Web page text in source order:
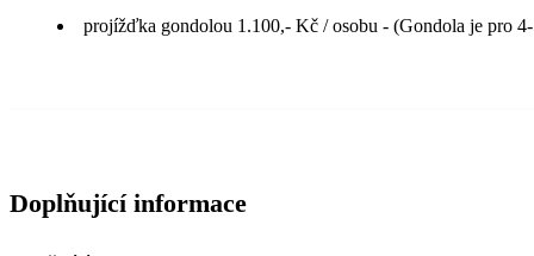
projížďka gondolou 1.100,- Kč / osobu - (Gondola je pro
Doplňující informace